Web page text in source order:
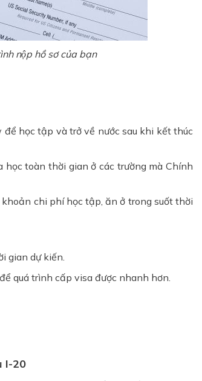
nộp hồ sơ của bạn
để học tập và trở về nước sau khi kết thúc
toàn thời gian ở các trường mà Chính
chi phí học tập, ăn ở trong suốt thời
gian dự kiến.
quá trình cấp visa được nhanh hơn.
I-20